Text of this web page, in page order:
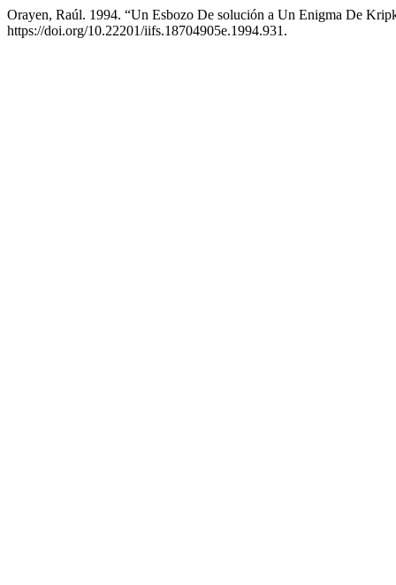
Orayen, Raúl. 1994. “Un Esbozo De solución a Un Enigma De
https://doi.org/10.22201/iifs.18704905e.1994.931.